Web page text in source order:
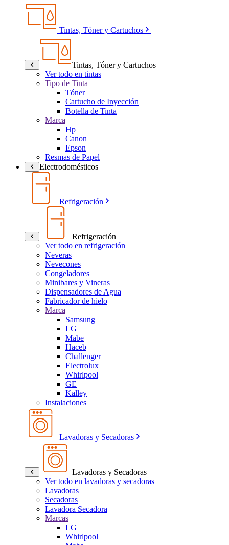
Tintas, Tóner y Cartuchos
Tintas, Tóner y Cartuchos
Ver todo en tintas
Tipo de Tinta
Tóner
Cartucho de Inyección
Botella de Tinta
Marca
Hp
Canon
Epson
Resmas de Papel
Electrodomésticos
Refrigeración
Refrigeración
Ver todo en refrigeración
Neveras
Nevecones
Congeladores
Minibares y Vineras
Dispensadores de Agua
Fabricador de hielo
Marca
Samsung
LG
Mabe
Haceb
Challenger
Electrolux
Whirlpool
GE
Kalley
Instalaciones
Lavadoras y Secadoras
Lavadoras y Secadoras
Ver todo en lavadoras y secadoras
Lavadoras
Secadoras
Lavadora Secadora
Marcas
LG
Whirlpool